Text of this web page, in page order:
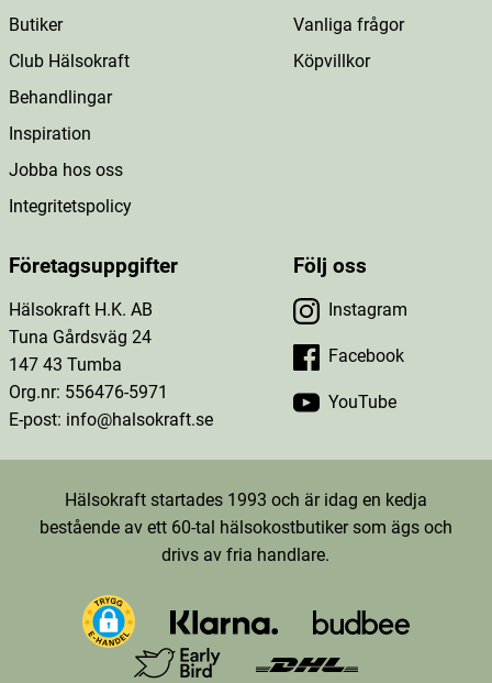
Butiker
Club Hälsokraft
Behandlingar
Inspiration
Jobba hos oss
Integritetspolicy
Vanliga frågor
Köpvillkor
Företagsuppgifter
Hälsokraft H.K. AB
Tuna Gårdsväg 24
147 43 Tumba
Org.nr: 556476-5971
E-post: info@halsokraft.se
Följ oss
Instagram
Facebook
YouTube
Hälsokraft startades 1993 och är idag en kedja
bestående av ett 60-tal hälsokostbutiker som ägs och
drivs av fria handlare.